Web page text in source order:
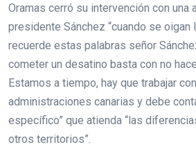
Oramas cerró su intervención con una
presidente Sánchez “cuando se
recuerde estas palabras señor
cometer un desatino basta con no
Estamos a tiempo, hay que trabajar
administraciones canarias y debe
específico” que atienda “las
otros territorios”.